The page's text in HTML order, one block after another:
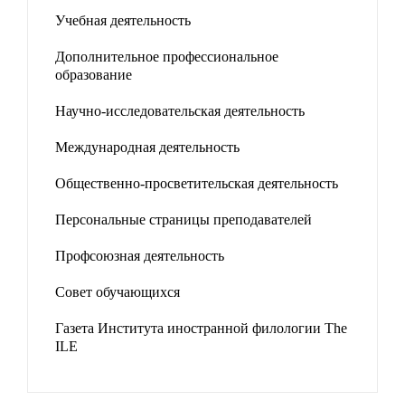
Учебная деятельность
Дополнительное профессиональное
образование
Научно-исследовательская деятельность
Международная деятельность
Общественно-просветительская деятельность
Персональные страницы преподавателей
Профсоюзная деятельность
Совет обучающихся
Газета Института иностранной филологии The
ILE